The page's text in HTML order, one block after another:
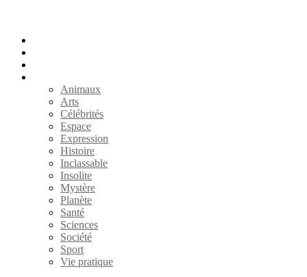
Animaux
Arts
Célébrités
Espace
Expression
Histoire
Inclassable
Insolite
Mystère
Planète
Santé
Sciences
Société
Sport
Vie pratique